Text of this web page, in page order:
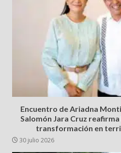
Encuentro de Ariadna
Salomón Jara Cruz
transformación en
30 julio 2026